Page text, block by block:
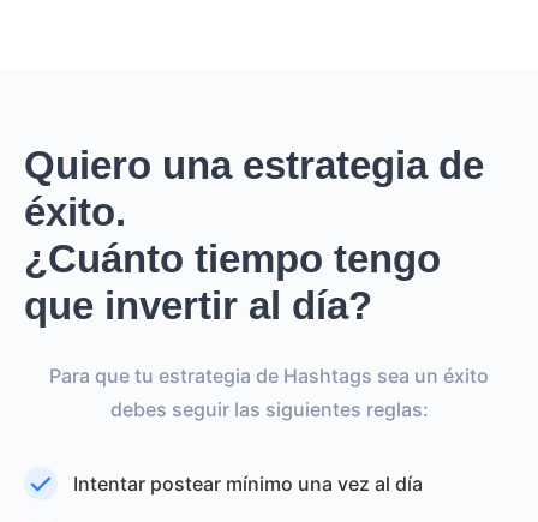
Quiero una estrategia de
éxito.
¿Cuánto tiempo tengo
que invertir al día?
Para que tu estrategia de Hashtags sea un éxito
debes seguir las siguientes reglas:
Intentar postear mínimo una vez al día